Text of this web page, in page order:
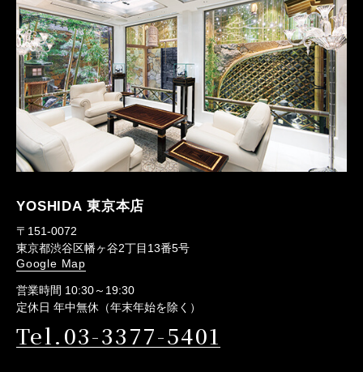
YOSHIDA 東京本店
〒151-0072
東京都渋谷区幡ヶ谷2丁目13番5号
Google Map
営業時間 10:30～19:30
定休日 年中無休（年末年始を除く）
Tel.03-3377-5401